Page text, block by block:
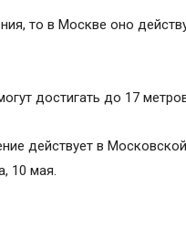
то в Москве оно
достигать до 17
действует в
10 мая.